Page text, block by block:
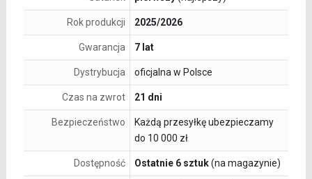
Rok produkcji 2025/2026
Gwarancja 7 lat
Dystrybucja oficjalna w Polsce
Czas na zwrot 21 dni
Bezpieczeństwo
Każdą przesyłkę ubezpieczamy
do 10 000 zł
Dostępność Ostatnie 6 sztuk(na magazynie)